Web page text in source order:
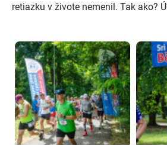
retiazku v živote nemenil. Tak ako?